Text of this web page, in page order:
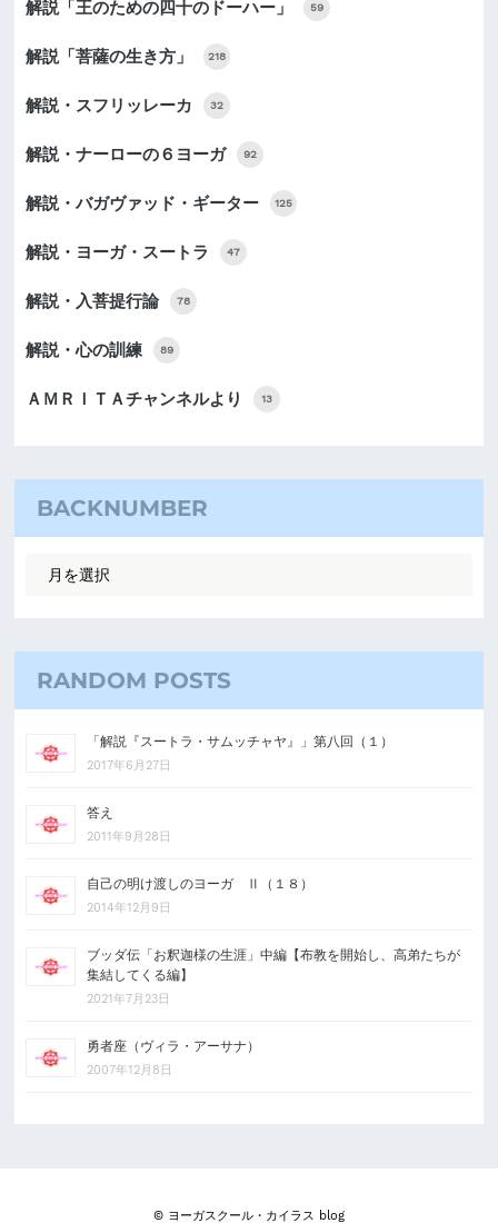
解説「王のための四十のドーハー」 59
解説「菩薩の生き方」 218
解説・スフリッレーカ 32
解説・ナーローの６ヨーガ 92
解説・バガヴァッド・ギーター 125
解説・ヨーガ・スートラ 47
解説・入菩提行論 78
解説・心の訓練 89
ＡＭＲＩＴＡチャンネルより 13
BACKNUMBER
RANDOM POSTS
「解説『スートラ・サムッチャヤ』」第八回（１）
2017年6月27日
答え
2011年9月28日
自己の明け渡しのヨーガ Ⅱ（１８）
2014年12月9日
ブッダ伝「お釈迦様の生涯」中編【布教を開始し、高弟たちが
集結してくる編】
2021年7月23日
勇者座（ヴィラ・アーサナ）
2007年12月8日
© ヨーガスクール・カイラス blog